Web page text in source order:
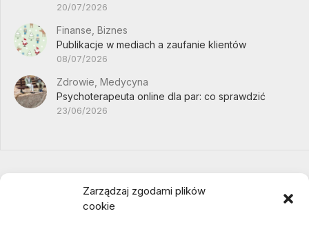
Zarządzaj zgodami plików
cookie
20/07/2026
Finanse, Biznes
Publikacje w mediach a zaufanie klientów
08/07/2026
Zdrowie, Medycyna
Psychoterapeuta online dla par: co sprawdzić
23/06/2026